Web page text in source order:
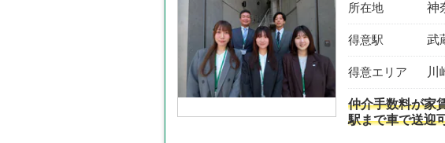
所在地 神
得意駅 武
得意エリア 川
仲介手数料が家
駅まで車で送迎